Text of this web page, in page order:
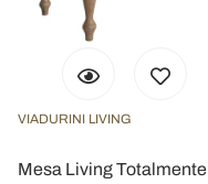
VIADURINI LIVING
Mesa Living Totalmente